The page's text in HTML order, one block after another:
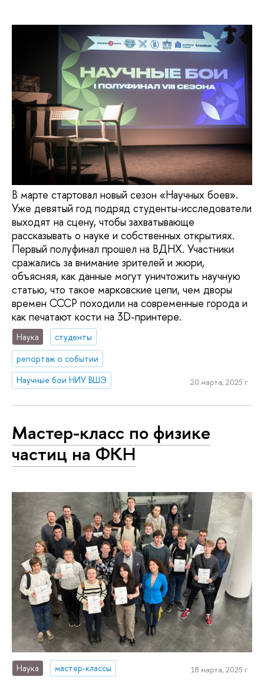
В марте стартовал новый сезон «Научных боев».
Уже девятый год подряд студенты-исследователи
выходят на сцену, чтобы захватывающе
рассказывать о науке и собственных открытиях.
Первый полуфинал прошел на ВДНХ. Участники
сражались за внимание зрителей и жюри,
объясняя, как данные могут уничтожить научную
статью, что такое марковские цепи, чем дворы
времен СССР походили на современные города и
как печатают кости на 3D-принтере.
Наука
студенты
репортаж о событии
Научные бои НИУ ВШЭ
20 марта, 2025 г.
Мастер-класс по физике
частиц на ФКН
Наука мастер-классы 18 марта, 2025 г.